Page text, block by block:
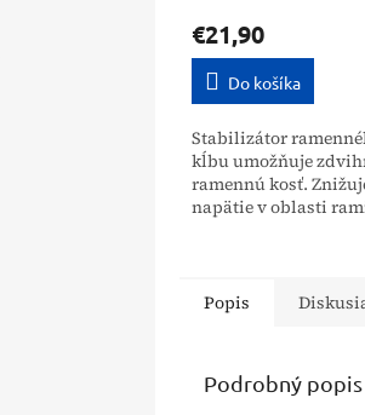
€21,90
Do košíka
Stabilizátor
kĺbu umožňuje
ramennú kosť.
napätie v oblasti
Popis
Podrobný popis